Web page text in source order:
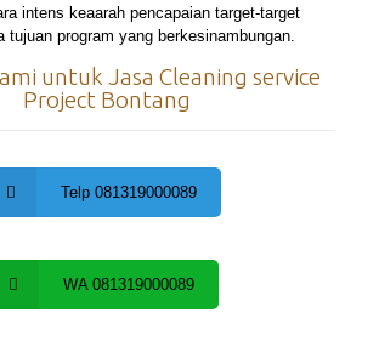
intens keaarah pencapaian target-target
tujuan program yang berkesinambungan.
untuk Jasa Cleaning service
Project Bontang
Telp 081319000089
WA 081319000089